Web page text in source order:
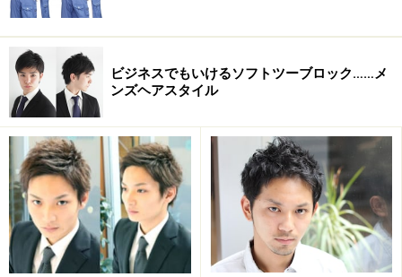
のあるヘアスタイルです。ヘアスタイルのポイントは髪
のざっくりとした質感と動きのあるシャープな毛束感、
頭の大きさがコンパクトに見えるひし形シルエットのバ
ランス。
かっこいいヘアスタイルのポイントはダイヤシルエット
＆ひし形フォルム。サイドが膨らんでいると清潔感やス
ッキリとした印象が損なわれます。そこで以下の解決策
を施しました。
■ カールストレートを使用して膨らみやクセが気にな
ビジネスでもいけるソフトツーブロック……メ
ンズヘアスタイル